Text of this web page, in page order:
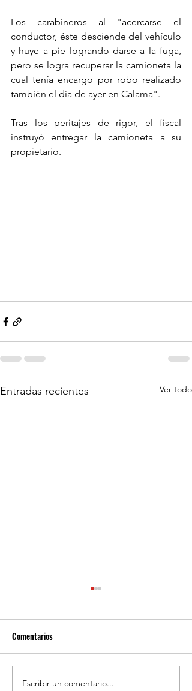
Los carabineros al "acercarse el
conductor, éste desciende del vehículo
y huye a pie logrando darse a la fuga,
pero se logra recuperar la camioneta la
cual tenía encargo por robo realizado
también el día de ayer en Calama".
Tras los peritajes de rigor, el fiscal
instruyó entregar la camioneta a su
propietario.
Entradas recientes Ver todo
REGIONAL: Servicios médicos
Comentarios
Escribir un comentario...